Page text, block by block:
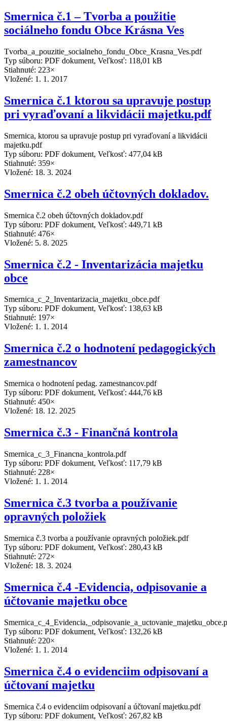
Smernica č.1 – Tvorba a použitie
sociálneho fondu Obce Krásna Ves
Tvorba_a_pouzitie_socialneho_fondu_Obce_Krasna_Ves.pdf
Typ súboru: PDF dokument, Veľkosť: 118,01 kB
Stiahnuté: 223×
Vložené: 1. 1. 2017
Smernica č.1 ktorou sa upravuje postup
pri vyraďovaní a likvidácii majetku.pdf
Smernica, ktorou sa upravuje postup pri vyraďovaní a likvidácii
majetku.pdf
Typ súboru: PDF dokument, Veľkosť: 477,04 kB
Stiahnuté: 359×
Vložené: 18. 3. 2024
Smernica č.2 obeh účtovných dokladov.
Smernica č.2 obeh účtovných dokladov.pdf
Typ súboru: PDF dokument, Veľkosť: 449,71 kB
Stiahnuté: 476×
Vložené: 5. 8. 2025
Smernica č.2 - Inventarizácia majetku
obce
Smernica_c_2_Inventarizacia_majetku_obce.pdf
Typ súboru: PDF dokument, Veľkosť: 138,63 kB
Stiahnuté: 197×
Vložené: 1. 1. 2014
Smernica č.2 o hodnotení pedagogických
zamestnancov
Smernica o hodnotení pedag. zamestnancov.pdf
Typ súboru: PDF dokument, Veľkosť: 444,76 kB
Stiahnuté: 450×
Vložené: 18. 12. 2025
Smernica č.3 - Finančná kontrola
Smernica_c_3_Financna_kontrola.pdf
Typ súboru: PDF dokument, Veľkosť: 117,79 kB
Stiahnuté: 228×
Vložené: 1. 1. 2014
Smernica č.3 tvorba a používanie
opravných položiek
Smernica č.3 tvorba a používanie opravných položiek.pdf
Typ súboru: PDF dokument, Veľkosť: 280,43 kB
Stiahnuté: 272×
Vložené: 18. 3. 2024
Smernica č.4 -Evidencia, odpisovanie a
účtovanie majetku obce
Typ súboru: PDF dokument, Veľkosť: 132,26 kB
Stiahnuté: 220×
Vložené: 1. 1. 2014
Smernica č.4 o evidenciim odpisovaní a
účtovaní majetku
Smernica č.4 o evidenciim odpisovaní a účtovaní majetku.pdf
Typ súboru: PDF dokument, Veľkosť: 267,82 kB